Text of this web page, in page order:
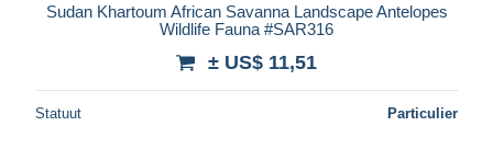
Sudan Khartoum African Savanna Landscape Antelopes
Wildlife Fauna #SAR316
± US$ 11,51
Statuut Particulier